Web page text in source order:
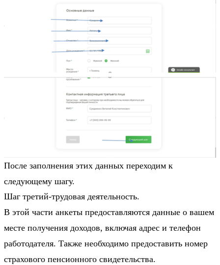
После заполнения этих данных переходим к
следующему шагу.
Шаг третий-трудовая деятельность.
В этой части анкеты предоставляются данные о вашем
месте получения доходов, включая адрес и телефон
работодателя. Также необходимо предоставить номер
страхового пенсионного свидетельства.